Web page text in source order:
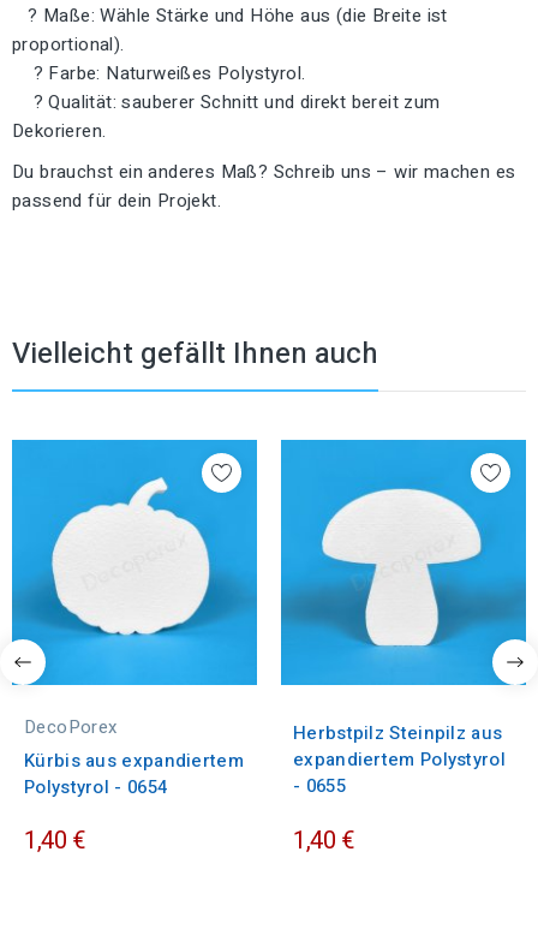
? Maße: Wähle Stärke und Höhe aus (die Breite ist
proportional).
? Farbe: Naturweißes Polystyrol.
? Qualität: sauberer Schnitt und direkt bereit zum
Dekorieren.
Du brauchst ein anderes Maß? Schreib uns – wir machen es
passend für dein Projekt.
Vielleicht gefällt Ihnen auch
DecoPorex
Kürbis aus expandiertem
Polystyrol - 0654
1,40 €
Herbstpilz Steinpilz aus
expandiertem Polystyrol
- 0655
1,40 €